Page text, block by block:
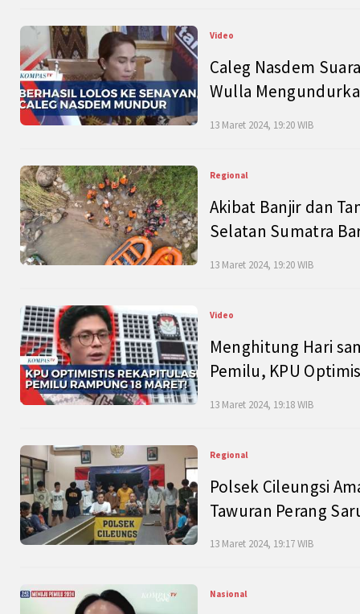
Video
Caleg Nasdem
Wulla
13 Maret 2024, 19:20 WIB
Regional
Akibat Banjir dan
Selatan Sumatra
13 Maret 2024, 19:20 WIB
Video
Menghitung Hari
Pemilu, KPU
13 Maret 2024, 19:18 WIB
Regional
Polsek Cileungsi
Tawuran Perang
13 Maret 2024, 19:17 WIB
Nasional